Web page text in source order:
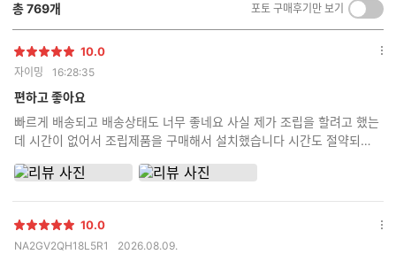
총769개 포토 구매후기만 보기
켜
기/
별
점
10.0
자이밍 16:28:35
편하고 좋아요
빠르게 배송되고 배송상태도 너무 좋네요 사실 제가 조립을 할려고 했는
데 시간이 없어서 조립제품을 구매해서 설치했습니다 시간도 절약되고
옵
별
점
10.0
NA2GV2QH18L5R1 2026.08.09.
옵